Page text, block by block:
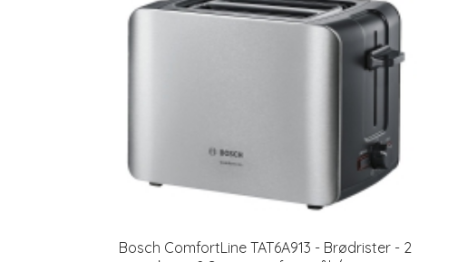
Bosch ComfortLine TAT6A913 - Brødrister - 2